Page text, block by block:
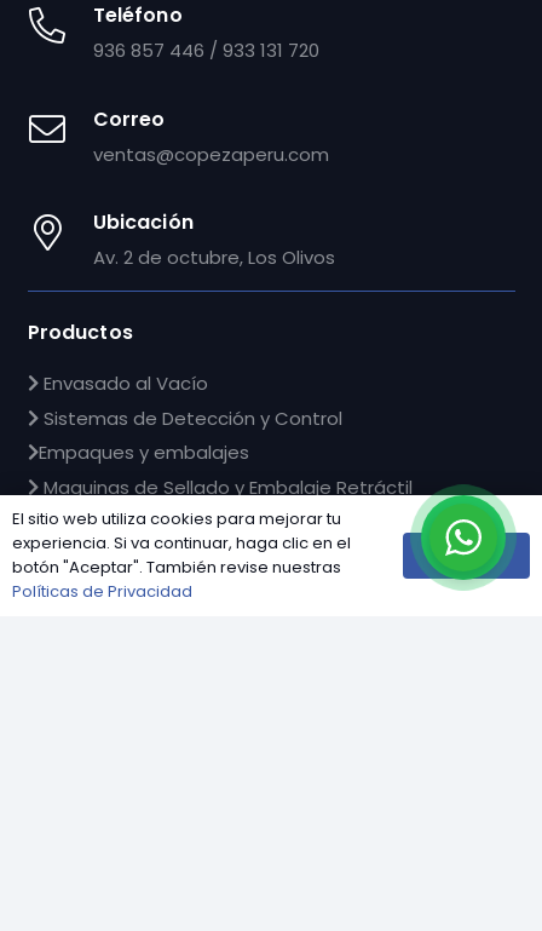
Teléfono
936 857 446 / 933 131 720
Correo
ventas@copezaperu.com
Ubicación
Av. 2 de octubre, Los Olivos
Productos
Envasado al Vacío
Sistemas de Detección y Control
Empaques y embalajes
Maquinas de Sellado y Embalaje Retráctil
Equipos de Corte
Ver mas
El sitio web utiliza cookies para mejorar tu
experiencia. Si va continuar, haga clic en el
botón "Aceptar". También revise nuestras
Políticas de Privacidad
Aceptar